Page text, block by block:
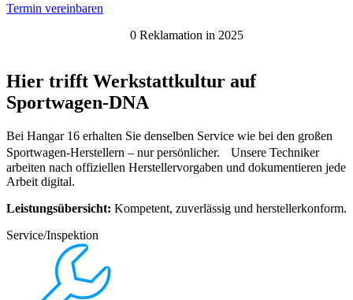
Termin vereinbaren
0 Reklamation in 2025
Hier trifft Werkstattkultur auf
Sportwagen-DNA
Bei Hangar 16 erhalten Sie denselben Service wie bei den großen
Sportwagen-Herstellern – nur persönlicher. Unsere Techniker
arbeiten nach offiziellen Herstellervorgaben und dokumentieren jede
Arbeit digital.
Leistungsübersicht: Kompetent, zuverlässig und herstellerkonform.
Service/Inspektion